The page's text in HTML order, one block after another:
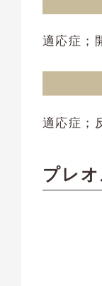
適応症；
適応症；
プレ